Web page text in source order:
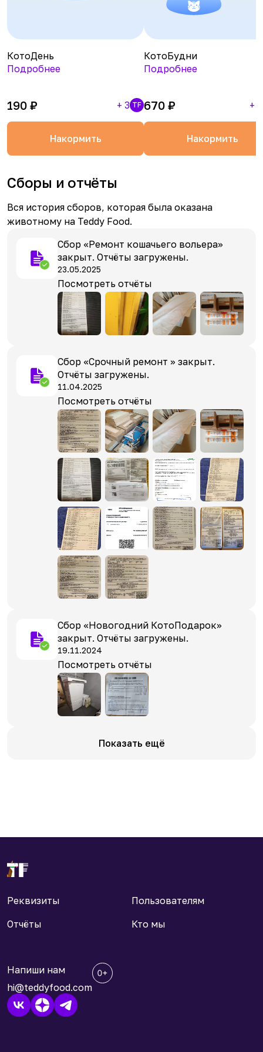
КотоДень
Подробнее
190 ₽ + 3 TF
Накормить
КотоБудни
Подробнее
670 ₽ +
Накормить
Сборы и отчёты
Вся история сборов, которая была оказана
животному на Teddy Food.
Сбор «Ремонт кошачьего вольера»
закрыт. Отчёты загружены.
23.05.2025
Посмотреть отчёты
Сбор «Срочный ремонт » закрыт.
Отчёты загружены.
11.04.2025
Посмотреть отчёты
Сбор «Новогодний КотоПодарок»
закрыт. Отчёты загружены.
19.11.2024
Посмотреть отчёты
Показать ещё
Реквизиты
Пользователям
Отчёты
Кто мы
Напиши нам
hi@teddyfood.com